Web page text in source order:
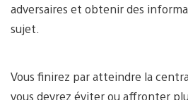
adversaires et obtenir des
sujet.
Vous finirez par atteindre la
vous devrez éviter ou affronter